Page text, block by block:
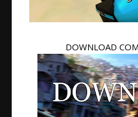
DOWNLOAD